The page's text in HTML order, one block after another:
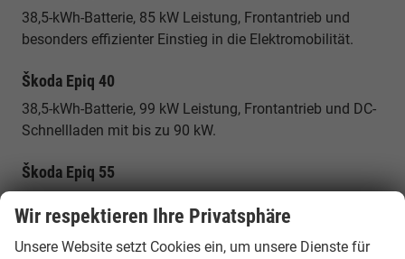
38,5-kWh-Batterie, 85 kW Leistung, Frontantrieb und
besonders effizienter Einstieg in die Elektromobilität.
Škoda Epiq 40
38,5-kWh-Batterie, 99 kW Leistung, Frontantrieb und DC-
Schnellladen mit bis zu 90 kW.
Škoda Epiq 55
430 km WLTP-Reichweite und DC-Schnellladen mit bis
zu 125 kW.
Wir respektieren Ihre Privatsphäre
Unsere Website setzt Cookies ein, um unsere Dienste für